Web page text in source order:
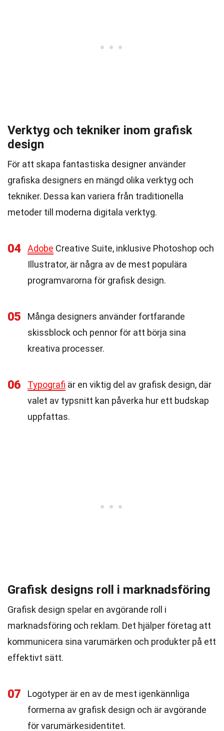
Verktyg och tekniker inom grafisk
design
För att skapa fantastiska designer använder
grafiska designers en mängd olika verktyg och
tekniker. Dessa kan variera från traditionella
metoder till moderna digitala verktyg.
04 Adobe Creative Suite, inklusive Photoshop och
Illustrator, är några av de mest populära
programvarorna för grafisk design.
05
Många designers använder fortfarande
skissblock och pennor för att börja sina
kreativa processer.
06 Typografi är en viktig del av grafisk design, där
valet av typsnitt kan påverka hur ett budskap
uppfattas.
Grafisk designs roll i marknadsföring
Grafisk design spelar en avgörande roll i
marknadsföring och reklam. Det hjälper företag att
kommunicera sina varumärken och produkter på ett
effektivt sätt.
07
Logotyper är en av de mest igenkännliga
formerna av grafisk design och är avgörande
för varumärkesidentitet.